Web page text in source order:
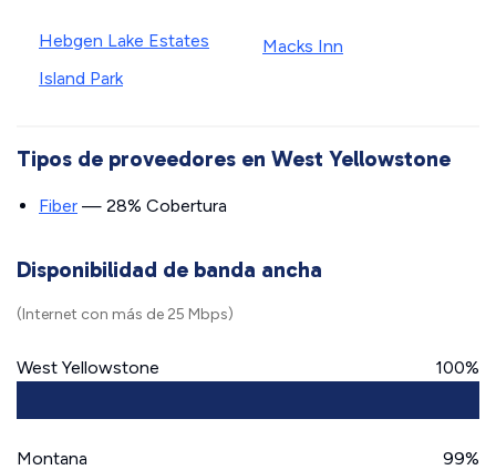
Hebgen Lake Estates
Island Park
Macks Inn
Tipos de proveedores en West Yellowstone
Fiber — 28% Cobertura
Disponibilidad de banda ancha
(Internet con más de 25 Mbps)
West Yellowstone 100%
Montana 99%